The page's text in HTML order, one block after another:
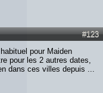
#123
pour Maiden
pour les 2 autres dates,
dans ces villes depuis ...